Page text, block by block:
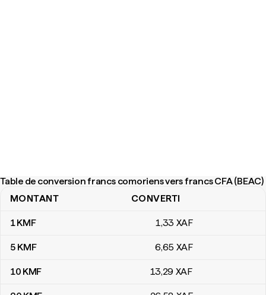
Table de conversion francs comoriens vers francs CFA (BEAC)
Table de conversion francs comoriens vers francs CFA (BEAC)
MONTANT CONVERTI
1KMF 1,33 XAF
5 KMF 6,65 XAF
10 KMF 13,29 XAF